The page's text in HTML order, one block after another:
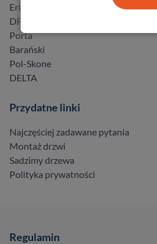
Erkado
DRE
Porta
Barański
Pol-Skone
DELTA
Przydatne linki
Najczęściej zadawane pytania
Montaż drzwi
Sadzimy drzewa
Polityka prywatności
Regulamin